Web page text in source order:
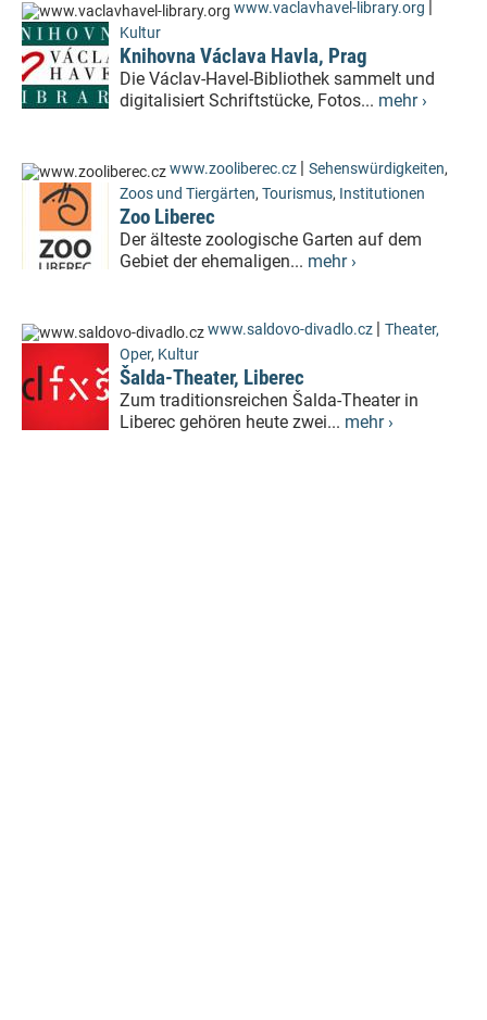
www.vaclavhavel-library.org
Kultur
Knihovna Václava Havla, Prag
Die Václav-Havel-Bibliothek sammelt und
digitalisiert Schriftstücke, Fotos... mehr ›
www.zooliberec.cz | Sehenswürdigkeiten,
Zoos und Tiergärten, Tourismus, Institutionen
Zoo Liberec
Der älteste zoologische Garten auf dem
Gebiet der ehemaligen... mehr ›
www.saldovo-divadlo.cz | Theater,
Oper, Kultur
Šalda-Theater, Liberec
Zum traditionsreichen Šalda-Theater in
Liberec gehören heute zwei... mehr ›